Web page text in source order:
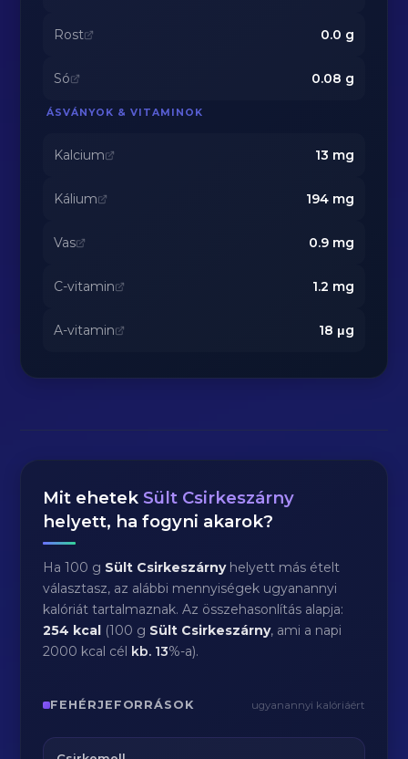
Rost 0.0 g
Só 0.08 g
ÁSVÁNYOK & VITAMINOK
Kalcium 13 mg
Kálium 194mg
Vas 0.9mg
C-vitamin 1.2 mg
A-vitamin 18 μg
Mit ehetek Sült Csirkeszárny
helyett, ha fogyni akarok?
Ha 100 g Sült Csirkeszárnyhelyett más ételt
választasz, az alábbi mennyiségek ugyanannyi
kalóriát tartalmaznak. Az összehasonlítás alapja:
254 kcal (100 g Sült Csirkeszárny, ami a napi
2000 kcal cél kb. 13%-a).
FEHÉRJEFORRÁSOK ugyanannyi kalóriáért